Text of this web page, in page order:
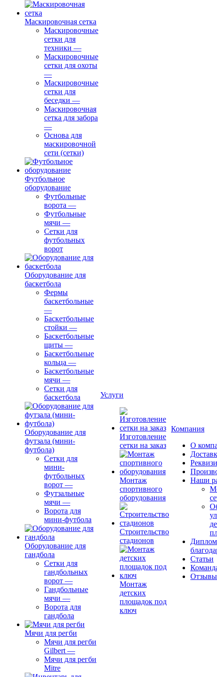
Маскировочная сетка
Маскировочные
сетки для
техники —
Маскировочные
сетки для охоты
—
Маскировочные
сетки для
беседки —
Маскировочная
сетка для забора
—
Основа для
маскировочной
сети (сетки)
Футбольное
оборудование
Футбольные
ворота —
Футбольные
мячи —
Сетки для
футбольных
ворот
Оборудование для
баскетбола
Фермы
баскетбольные
—
Баскетбольные
стойки —
Баскетбольные
щиты —
Баскетбольные
кольца —
Баскетбольные
мячи —
Сетки для
баскетбола
Оборудование для
футзала (мини-
футбола)
Сетки для
мини-
футбольных
ворот —
Футзальные
мячи —
Ворота для
мини-футбола
Оборудование для
гандбола
Сетки для
гандбольных
ворот —
Гандбольные
мячи —
Ворота для
гандбола
Мячи для регби
Мячи для регби
Gilbert —
Мячи для регби
Mitre
Услуги
Изготовление
сетки на заказ
Монтаж
спортивного
оборудования
Строительство
стадионов
Монтаж
детских
площадок под
ключ
Компания
О
Наши
Статьи
Отзывы